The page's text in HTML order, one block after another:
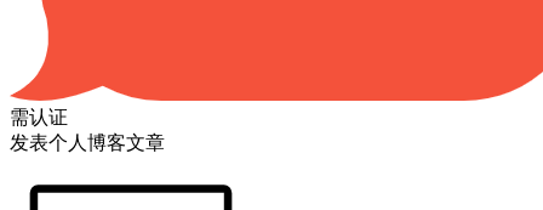
需认证
发表个人博客文章